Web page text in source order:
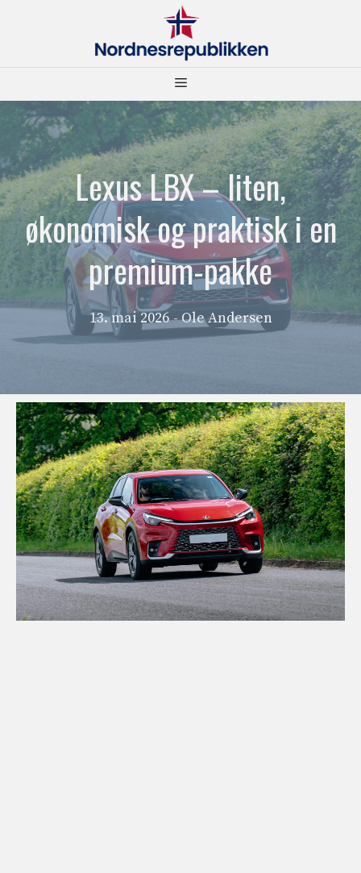
Meny
Lexus LBX – liten,
økonomisk og praktisk i en
premium-pakke
13. mai 2026 - Ole Andersen